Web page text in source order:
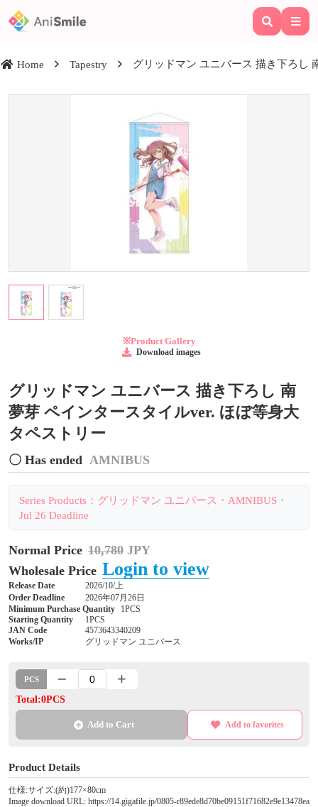
Home Tapestry グリッドマン ユニバース 描き下ろし
※Product Gallery
Download images
グリッドマン ユニバース 描き下ろし 南
夢芽 ペインタースタイルver. ほぼ等身大
タペストリー
〇 Has ended AMNIBUS
Series Products：グリッドマン ユニバース・AMNIBUS・
Jul 26 Deadline
Normal Price 10,780 JPY
Wholesale Price Login to view
Release Date
2026/10/上
Order Deadline
2026年07月26日
Minimum Purchase Quantity
1PCS
Starting Quantity
1PCS
JAN Code
4573643340209
Works/IP
グリッドマン ユニバース
PCS
Total:0PCS
Add to Cart Add to favorites
Product Details
仕様:サイズ:(約)177×80cm
Image download URL: https://14.gigafile.jp/0805-r89ede8d70be09151f71682e9e13478ea